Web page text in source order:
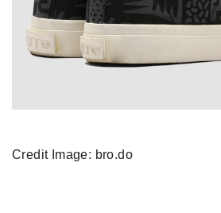
Credit Image: bro.do